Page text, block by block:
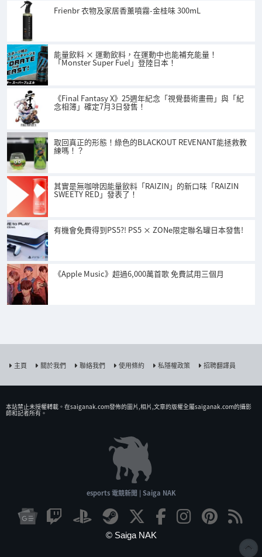
Frienbr 衣物及家居香薰噴霧-金桂味 300mL
能量飲料 × 運動飲料，在運動中也能補充能量！
「Monster Super Fuel」登陸日本！
《Final Fantasy X》25週年紀念「視覺藝術畫冊」與「紀
念相簿」確定7月3日發售！
取回真正的形態！綠色的BLACKOUT REVENANT能拯救教
練嗎！？
其實是無咖啡因能量飲料「RAIZIN」的新口味「RAIZIN
SWEETY RED」發表了！
有機會免費得到PS5?! PS5 × ZONe限定聯名罐日本發售!
《Apple Music》超過6,000萬首歌 免費試用三個月
主頁 關於我們 聯絡我們 使用條約 私隱權政策 招聘翻譯員
本站禁止未授權𨍭載。在saiganak.com發佈的圖片,相片,文章的版權全屬saiganak.com的攝影
師和記者所有。
esports 電競新聞 | Saiga NAK
© Saiga NAK